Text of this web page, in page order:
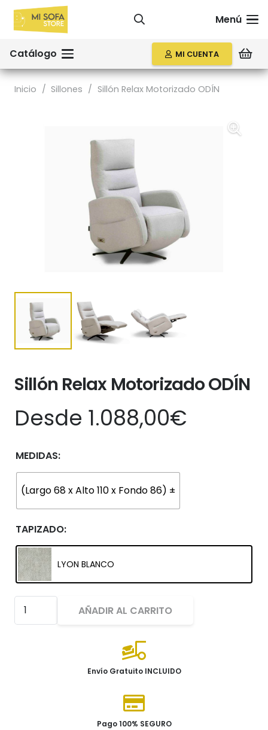
Menú
Catálogo MI CUENTA
Inicio / Sillones / Sillón Relax Motorizado ODÍN
Sillón Relax Motorizado ODÍN
Desde 1.088,00€
MEDIDAS:
(Largo 68 x Alto 110 x Fondo 86) ±
TAPIZADO:
LYON BLANCO
Sillón
Relax
AÑADIR AL CARRITO
Envío Gratuito INCLUIDO
Pago 100% SEGURO